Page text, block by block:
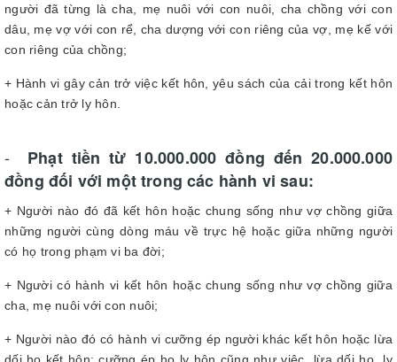
người đã từng là cha, mẹ nuôi với con nuôi, cha chồng với con
dâu, mẹ vợ với con rể, cha dượng với con riêng của vợ, mẹ kế với
con riêng của chồng;
+ Hành vi gây cản trở việc kết hôn, yêu sách của cải trong kết hôn
hoặc cản trở ly hôn.
- Phạt tiền từ 10.000.000 đồng đến 20.000.000
đồng đối với một trong các hành vi sau:
+ Người nào đó đã kết hôn hoặc chung sống như vợ chồng giữa
những người cùng dòng máu về trực hệ hoặc giữa những người
có họ trong phạm vi ba đời;
+ Người có hành vi kết hôn hoặc chung sống như vợ chồng giữa
cha, mẹ nuôi với con nuôi;
+ Người nào đó có hành vi cưỡng ép người khác kết hôn hoặc lừa